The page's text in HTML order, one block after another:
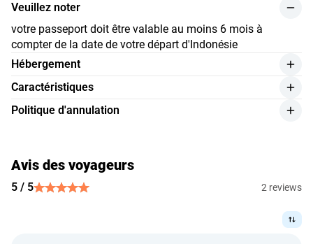
Veuillez noter
votre passeport doit être valable au moins 6 mois à
compter de la date de votre départ d'Indonésie
Hébergement
1 cabine climatisée (1 lit double + 1 lit supplémentaire);
pont ouvert avec espace de couchage supplémentaire (1 lit
double);
matelas orthopédiques, oreillers, couvertures et serviettes ;
articles de toilette essentiels ;
Сaractéristiques
longueur : 16 mètres ;
capacité de charge : 10 tonnes ;
moteur : moteur diesel Dongpeng 48 ;
Politique d'annulation
annulation moins de 24 heures avant le départ — pénalité
de 75 % ;
Avis des voyageurs
5 / 5 2 reviews